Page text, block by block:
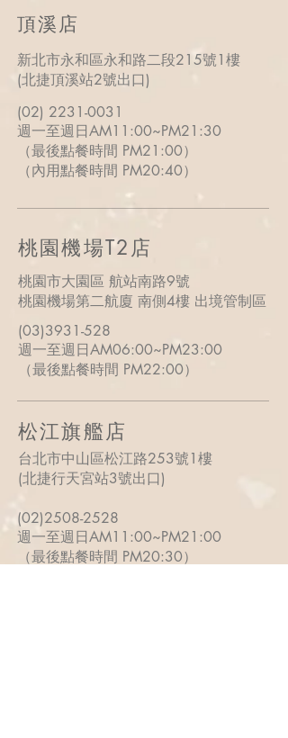
​頂溪店
新北市永和區永和路二段215號1樓
(北捷頂溪站2號出口)
(02) 2231-0031
週一至週日AM11:00~PM21:30
（最後點餐時間 PM21:00）
（內用點餐時間 PM20:40）
桃園機場T2店
桃園市大園區 航站南路9號
桃園機場第二航廈 南側4樓 出境管制區
(03)3931-528
週一至週日AM06:00~PM23:00
​（最後點餐時間 PM22:00）
​松江旗艦店
台北市中山區松江路253號1樓
(北捷行天宮站3號出口)
(02)2508-2528
週一至週日AM11:00~PM21:00
（最後點餐時間 PM20:30）